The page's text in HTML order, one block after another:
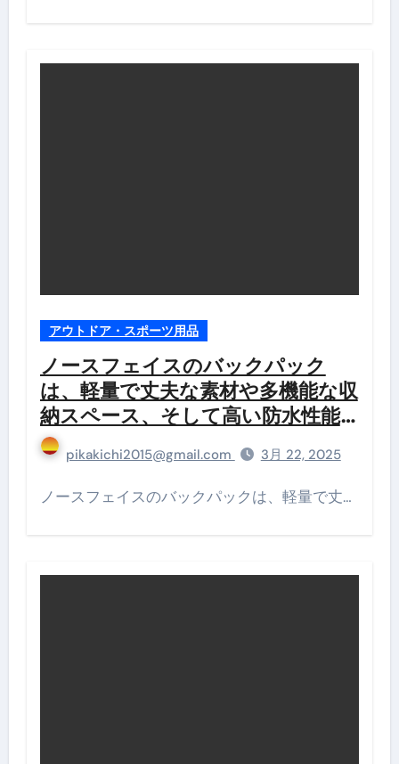
アウトドア・スポーツ用品
ノースフェイスのバックパック
は、軽量で丈夫な素材や多機能な収
納スペース、そして高い防水性能
など、さまざまな特徴を持ってい
ます!pikakichi2015@gmail.com 3月 22, 2025
ノースフェイスのバックパックは、軽量で丈…